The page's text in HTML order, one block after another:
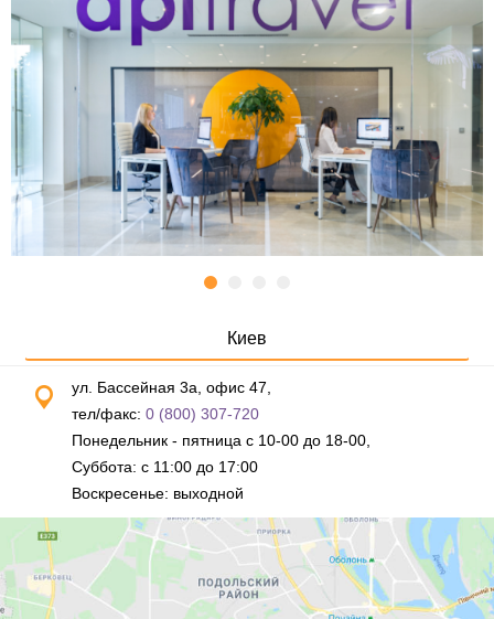
Киев
ул. Бассейная 3а, офис 47,
тел/факс: 0 (800) 307-720
Понедельник - пятница с 10-00 до 18-00,
Суббота: с 11:00 до 17:00
Воскресенье: выходной